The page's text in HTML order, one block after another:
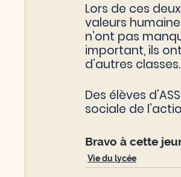
Lors de ces
valeurs
n’ont pas
important, ils
d’autres classes.
Des élèves
sociale de
Bravo à cette
Vie du lycée